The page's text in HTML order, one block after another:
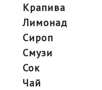
крапива
лимонад
сироп
смузи
сок
чай